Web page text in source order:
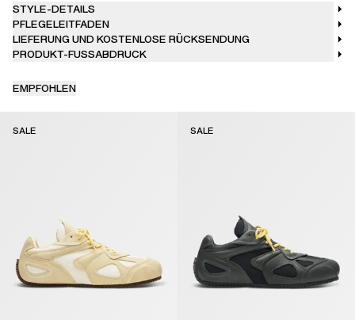
STYLE-DETAILS
PFLEGELEITFADEN
LIEFERUNG UND KOSTENLOSE RÜCKSENDUNG
PRODUKT-FUSSABDRUCK
EMPFOHLEN
SALE SALE